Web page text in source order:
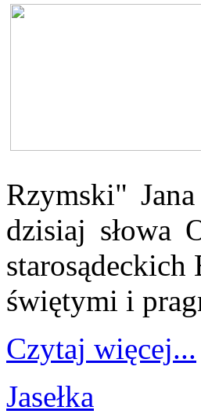
Rzymski"
dzisiaj słowa
świętymi i
Czytaj więcej...
Jasełka